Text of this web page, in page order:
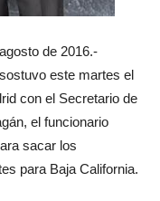
de 2016.-
este martes el
con el Secretario de
el funcionario
sacar los
para Baja California.